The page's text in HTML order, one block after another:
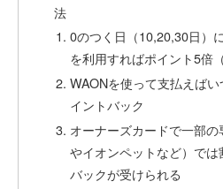
法
0のつく日（10,20,30日）
を利用すればポイント5倍
WAONを使って支払えば
イントバック
オーナーズカードで一部
やイオンペットなど）では
バックが受けられる